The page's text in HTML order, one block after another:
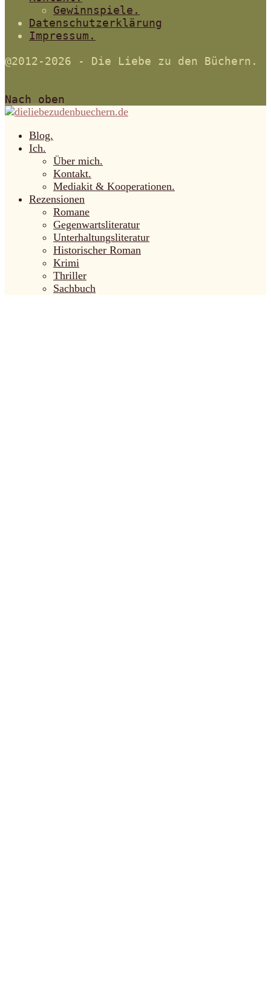
Gewinnspiele.
Datenschutzerklärung
Impressum.
@2012-2026 - Die Liebe zu den Büchern.
Nach oben
Blog.
Ich.
Über mich.
Kontakt.
Mediakit & Kooperationen.
Rezensionen
Romane
Gegenwartsliteratur
Unterhaltungsliteratur
Historischer Roman
Krimi
Thriller
Sachbuch